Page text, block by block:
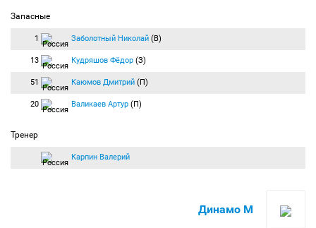
Запасные
1 Заболотный Николай (В)
13 Кудряшов Фёдор (З)
51 Каюмов Дмитрий (П)
20 Валикаев Артур (П)
Тренер
Карпин Валерий
Динамо М